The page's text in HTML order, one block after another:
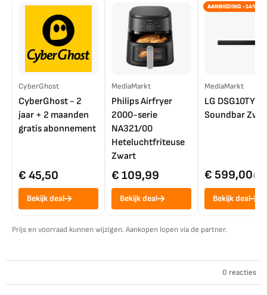
CyberGhost
CyberGhost - 2
jaar + 2 maanden
gratis abonnement
€ 45,50
Bekijk deal
MediaMarkt
Philips Airfryer
2000-serie
NA321/00
Heteluchtfriteuse
Zwart
€ 109,99
Bekijk deal
AANBIEDING -14%
MediaMarkt
LG DSG10TY
Soundbar
€ 599,00€
Bekijk deal
Prijs en voorraad kunnen wijzigen. Aankopen lopen via de partner.
0 reacties